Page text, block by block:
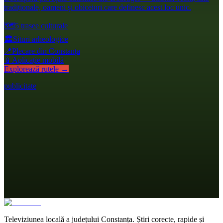
tradiționale, oameni și obiceiuri care definesc acest loc unic.
🗺️5 trasee culturale
🏛️Situri arheologice
📍Plecare din Constanța
📱 Aplicație mobilă
Explorează rutele →
publicitate
Televiziunea locală a județului Constanța. Știri corecte, rapide și